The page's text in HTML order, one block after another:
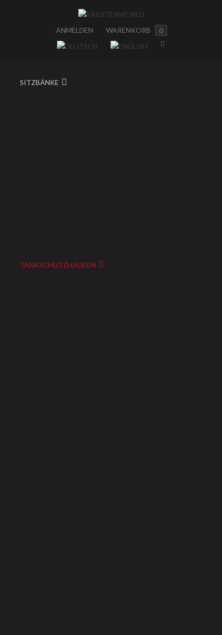
ANMELDEN WARENKORB 0
SITZBÄNKE
TANKSCHUTZHAUBEN